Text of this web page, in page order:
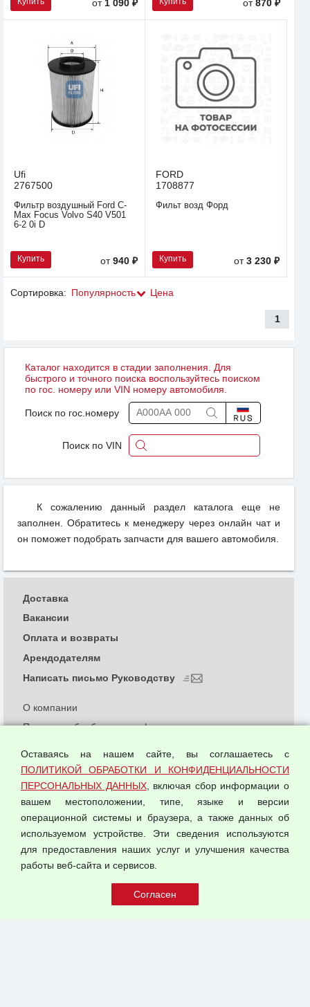
от 1 090 ₽ от870 ₽
Ufi
2767500
Фильтр воздушный Ford C-
Max Focus Volvo S40 V501
6-2 0i D
Купить от940 ₽
FORD
1708877
Фильт возд Форд
Купить от3 230 ₽
Сортировка: Популярность Цена
1
Каталог находится в стадии заполнения. Для
быстрого и точного поиска воспользуйтесь поиском
по гос. номеру или VIN номеру автомобиля.
Поиск по гос.номеру
Поиск по VIN
К сожалению данный раздел каталога еще не
заполнен. Обратитесь к менеджеру через онлайн чат и
он поможет подобрать запчасти для вашего автомобиля.
© 2026 ООО "Феникс"
О компании
Политика обработки и конфиденциальности
Согласием на обработку персональных данных
Оферта оптовой купли-продажи
Публичная оферта
Доставка
Вакансии
Оплата и возвраты
Арендодателям
Написать письмо Руководству
Оставаясь на нашем сайте, вы соглашаетесь с
ПОЛИТИКОЙ ОБРАБОТКИ И КОНФИДЕНЦИАЛЬНОСТИ
ПЕРСОНАЛЬНЫХ ДАННЫХ, включая сбор информации о
вашем местоположении, типе, языке и версии
операционной системы и браузера, а также данных об
используемом устройстве. Эти сведения используются
для предоставления наших услуг и улучшения качества
работы веб-сайта и сервисов.